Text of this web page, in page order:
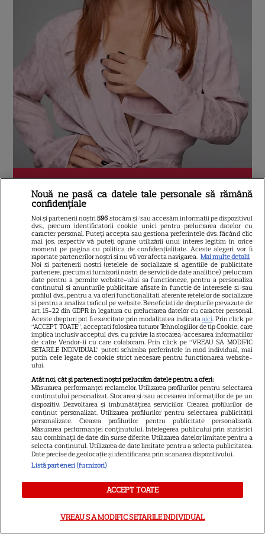
Și ce îți place să faci când ai timp exclusiv
pentru tine?
Când am timp exclusiv pentru mine – o
săptămână sau chiar doar câteva zile libere –
primul lucru la care mă gândesc e să plec
undeva. Nu contează neapărat cât de
departe, ci cât de nou și autentic e locul. Îmi
place să călătoresc și să mă pierd în
comunități noi, să descopăr tradiții pe viu, nu
din ghiduri turistice.
Îmi place să stau mai mult într-un sat sau
într-un cartier local, nu doar să trec ca turist.
Să vorbesc cu oamenii, să particip la ce fac ei
zilnic – fie că e un festival mic, o masă luată
Nouă ne pasă ca datele tale personale să rămână
confidențiale
Noi și partenerii noștri596 stocăm și/sau accesăm informații pe dispozitivul
dvs., precum identificatorii cookie unici pentru prelucrarea datelor cu
caracter personal. Puteți accepta sau gestiona preferințele dvs. făcând clic
mai jos, respectiv vă puteți opune utilizării unui interes legitim în orice
moment pe pagina cu politica de confidențialitate. Aceste alegeri vor fi
raportate partenerilor noștri și nu vă vor afecta navigarea. Mai multe detalii
Noi si partenerii nostri (retelele de socializare si agentiile de publicitate
partenere, precum si furnizorii nostri de servicii de date analitice) prelucram
date pentru a permite website-ului sa functioneze, pentru a personaliza
continutul si anunturile publicitare afisate in functie de interesele si/sau
profilul dvs., pentru a va oferi functionalitati aferente retelelor de socializare
si pentru a analiza traficul pe website. Beneficiati de drepturile prevazute de
art. 15-22 din GDPR in legatura cu prelucrarea datelor cu caracter personal.
Aceste drepturi pot fi exercitate prin modalitatea indicataaici. Prin click pe
“ACCEPT TOATE”, acceptati folosirea tuturor Tehnologiilor de tip Cookie, care
implica inclusiv acceptul dvs. cu privire la stocarea/accesarea informatiilor
de catre Vendor-ii cu care colaboram. Prin click pe “VREAU SA MODIFIC
SETARILE INDIVIDUAL” puteti schimba preferintele in mod individual, mai
putin cele legate de cookie strict necesare pentru functionarea website-
ului.
Atât noi, cât și partenerii noștri prelucrăm datele pentru a oferi:
Măsurarea performanței reclamelor. Utilizarea profilurilor pentru selectarea
conținutului personalizat. Stocarea și/sau accesarea informațiilor de pe un
dispozitiv. Dezvoltarea și îmbunătățirea serviciilor. Crearea profilurilor de
conținut personalizat. Utilizarea profilurilor pentru selectarea publicității
personalizate. Crearea profilurilor pentru publicitate personalizată.
Măsurarea performanței conținutului. Înțelegerea publicului prin statistici
sau combinații de date din surse diferite. Utilizarea datelor limitate pentru a
selecta conținutul. Utilizarea de date limitate pentru a selecta publicitatea.
Date precise de geolocație și identificarea prin scanarea dispozitivului.
Listă parteneri (furnizori)
ACCEPT TOATE
VREAU SA MODIFIC SETARILE INDIVIDUAL